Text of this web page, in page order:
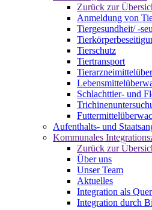
Zurück zur
Anmeldung von
Tiergesundheit/ -
Tierschutz
Tiertransport
Schlachttier- und
Aufenthalts- und
Kommunales
Zurück zur
Über uns
Unser Team
Aktuelles
Integration als
Integration durch